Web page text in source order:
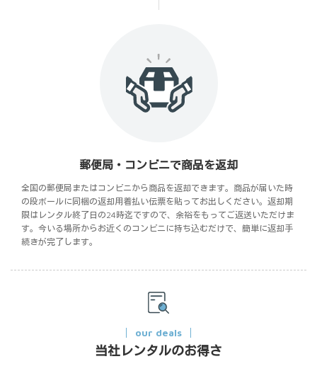
郵便局・コンビニで商品を返却
全国の郵便局またはコンビニから商品を返却できます。商品が届いた時
の段ボールに同梱の返却用着払い伝票を貼ってお出しください。返却期
限はレンタル終了日の24時迄ですので、余裕をもってご返送いただけま
す。今いる場所からお近くのコンビニに持ち込むだけで、簡単に返却手
続きが完了します。
our deals
当社レンタルのお得さ